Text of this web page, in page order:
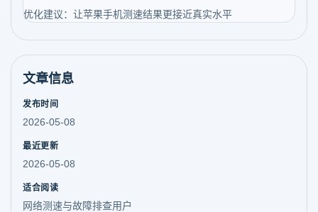
优化建议：让苹果手机测速结果更接近真实水平
文章信息
发布时间
2026-05-08
最近更新
2026-05-08
适合阅读
网络测速与故障排查用户